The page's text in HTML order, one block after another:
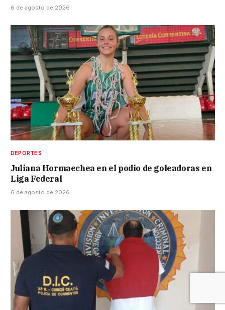
6 de agosto de 2026
DEPORTES
Juliana Hormaechea en el podio de goleadoras en
Liga Federal
6 de agosto de 2026